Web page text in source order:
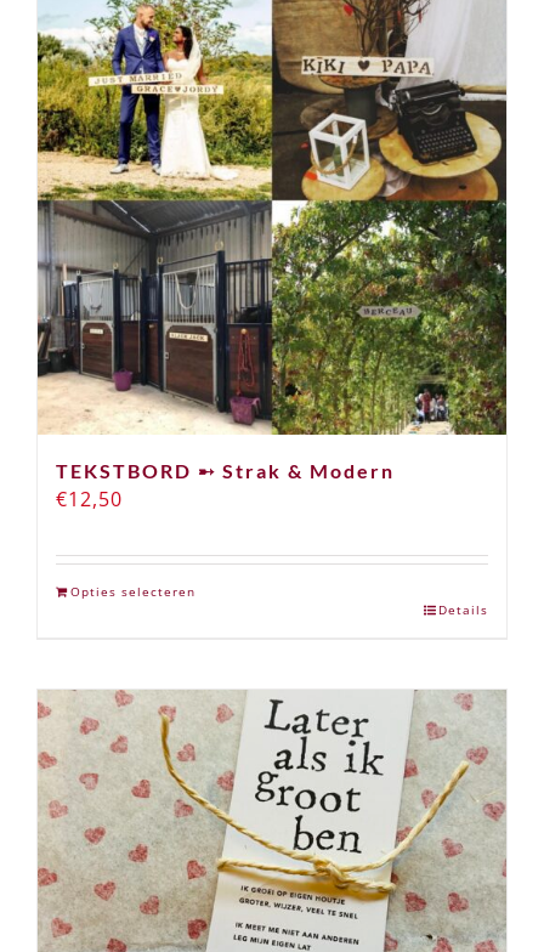
TEKSTBORD ➸ Strak & Modern
€12,50
Opties selecteren
Details